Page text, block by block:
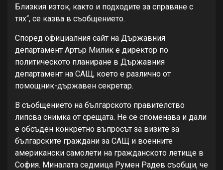
Близкия изток, както и подходите за справяне с
тях“, се казва в съобщението.
Според официалния сайт на Държавния
департамент Артър Милик е директор по
политическото планиране в Държавния
департамент на САЩ, което е различно от
помощник-държавен секретар.
В съобщението на българското правителство
липсва снимка от срещата. Не се споменава и дали
е обсъден конкретно въпросът за визите за
българските граждани за САЩ и военните
американски самолети на гражданското летище в
София. Миналата седмица Румен Радев съобщи, че